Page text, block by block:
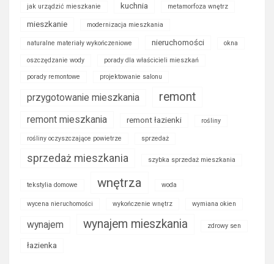
jak urządzić mieszkanie kuchnia metamorfoza wnętrz
mieszkanie modernizacja mieszkania
naturalne materiały wykończeniowe nieruchomości okna
oszczędzanie wody porady dla właścicieli mieszkań
porady remontowe projektowanie salonu
przygotowanie mieszkania remont
remont mieszkania remont łazienki rośliny
rośliny oczyszczające powietrze sprzedaż
sprzedaż mieszkania szybka sprzedaż mieszkania
tekstylia domowe wnętrza woda
wycena nieruchomości wykończenie wnętrz wymiana okien
wynajem wynajem mieszkania zdrowy sen
łazienka